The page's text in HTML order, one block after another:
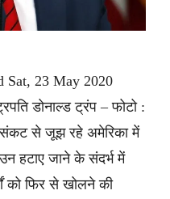
Sat, 23 May 2020
डोनाल्ड ट्रंप – फोटो :
से जूझ रहे अमेरिका में
हटाए जाने के संदर्भ में
को फिर से खोलने की